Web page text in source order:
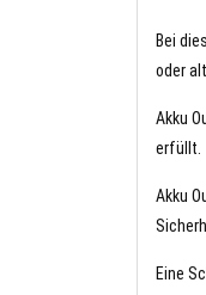
Bei
oder
Akku
erfüllt.
Akku
Eine